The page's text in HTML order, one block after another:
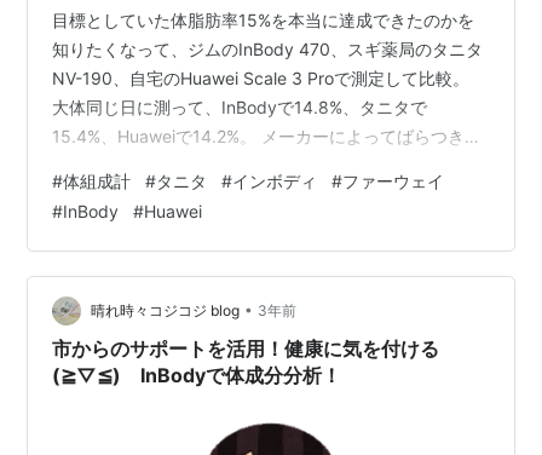
目標としていた体脂肪率15%を本当に達成できたのかを
知りたくなって、ジムのInBody 470、スギ薬局のタニタ
NV-190、自宅のHuawei Scale 3 Proで測定して比較。
大体同じ日に測って、InBodyで14.8%、タニタで
15.4%、Huaweiで14.2%。 メーカーによってばらつきは
で6000円弱で購入したものだが、ちゃんと測定できてい
るようだし、両手両足で測るのでInBodyなどと遜色ない
くらい詳細がわかるので、ジムにわざわざ行く理由がま
た一つ減った。
#体組成計 #タニタ #インボディ #ファーウェイ
#InBody #Huawei
晴れ時々コジコジ blog • 3年前
市からのサポートを活用！健康に気を付ける
(≧▽≦) InBodyで体成分分析！